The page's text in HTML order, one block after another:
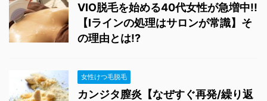
VIO脱毛を始める40代女性が急増中!!
【Iラインの処理はサロンが常識】そ
の理由とは!?
女性けつ毛脱毛
カンジタ膣炎【なぜすぐ再発/繰り返